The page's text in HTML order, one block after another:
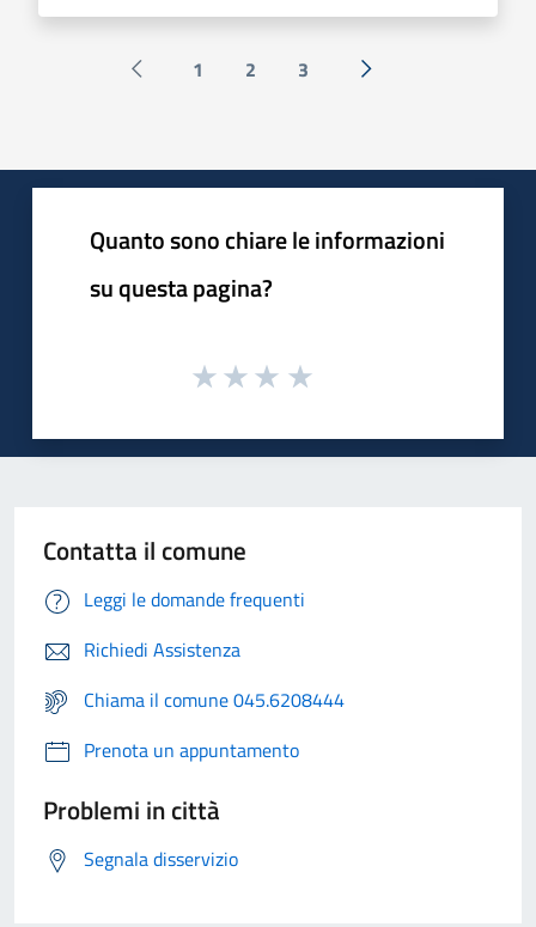
Pagina precedente
1 2 3 Successiva »
Quanto sono chiare le informazioni
su questa pagina?
Contatta il comune
Leggi le domande frequenti
Richiedi Assistenza
Chiama il comune 045.6208444
Prenota un appuntamento
Problemi in città
Segnala disservizio